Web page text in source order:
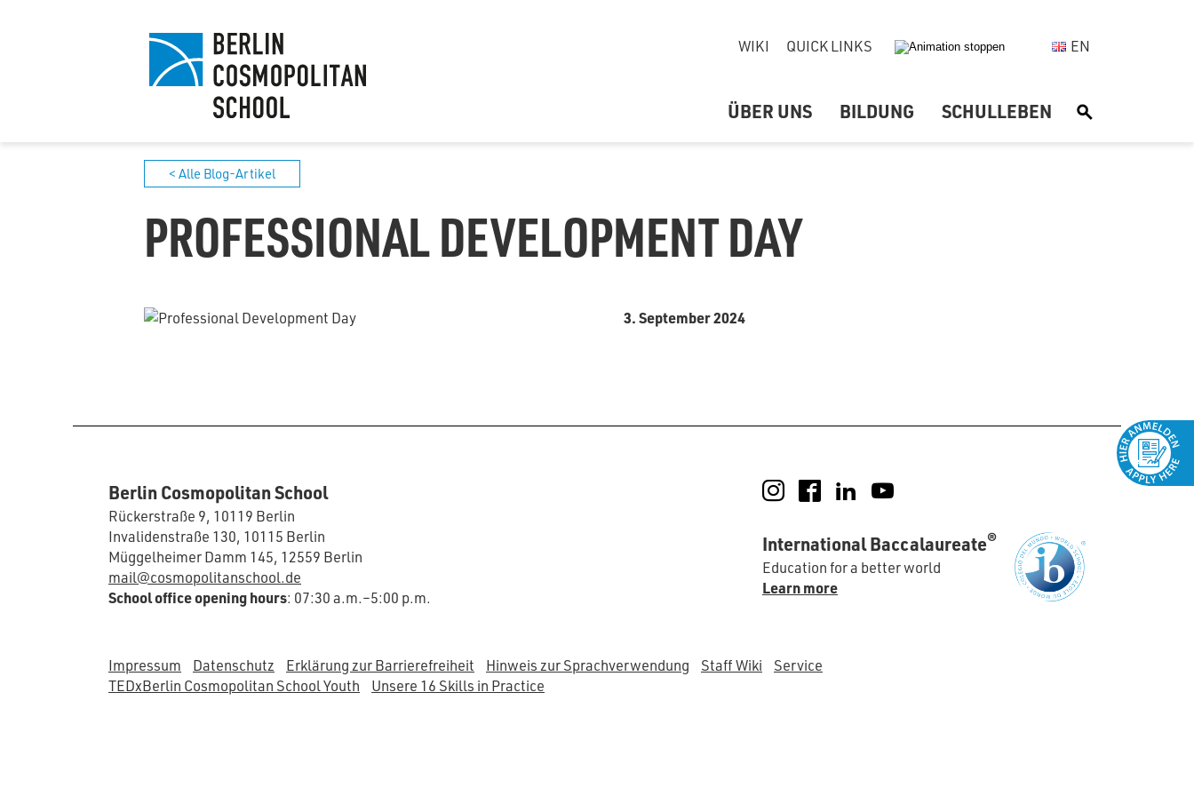
WIKI QUICK LINKS EN
ÜBER UNS BILDUNG SCHULLEBEN S
< Alle Blog-Artikel
PROFESSIONAL DEVELOPMENT DAY
3. September 2024
Berlin Cosmopolitan School
Rückerstraße 9, 10119 Berlin
Invalidenstraße 130, 10115 Berlin
Müggelheimer Damm 145, 12559 Berlin
mail@cosmopolitanschool.de
School office opening hours: 07:30 a.m.–5:00 p.m.
Instagram
FacebookLinkedIn
International Baccalaureate®
Education for a better world
Learn more
Impressum Datenschutz Erklärung zur Barrierefreiheit Hinweis zur Sprachverwendung Staff Wiki
Service
TEDxBerlin Cosmopolitan School Youth
Unsere 16 Skills in Practice